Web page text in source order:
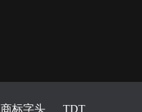
商标字头 TDT